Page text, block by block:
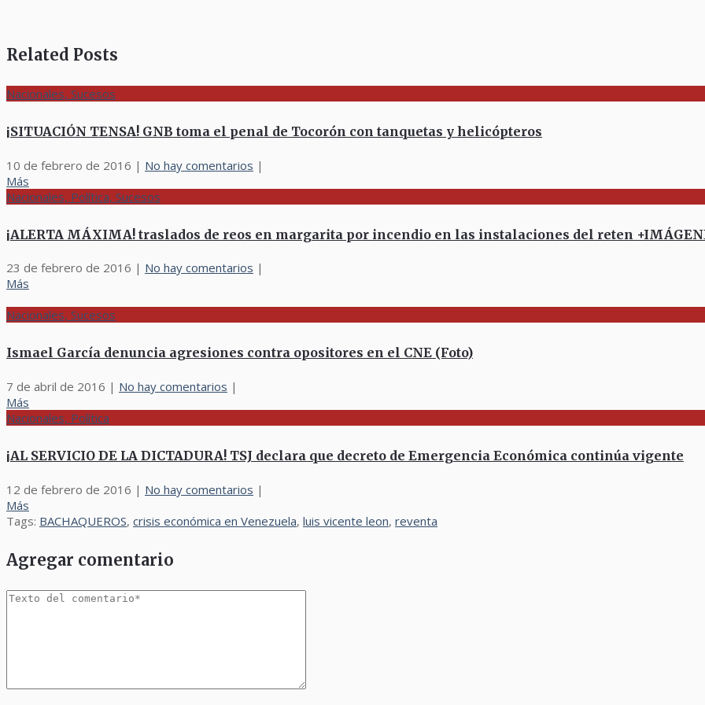
Related Posts
Nacionales, Sucesos
¡SITUACIÓN TENSA! GNB toma el penal de Tocorón con tanquetas y helicópteros
10 de febrero de 2016 | No hay comentarios |
Más
Nacionales, Política, Sucesos
¡ALERTA MÁXIMA! traslados de reos en margarita por incendio en las instalaciones del reten
23 de febrero de 2016 | No hay comentarios |
Más
Nacionales, Sucesos
Ismael García denuncia agresiones contra opositores en el CNE (Foto)
7 de abril de 2016 | No hay comentarios |
Más
Nacionales, Política
¡AL SERVICIO DE LA DICTADURA! TSJ declara que decreto de Emergencia Económica continúa vigente
12 de febrero de 2016 | No hay comentarios |
Más
Tags: BACHAQUEROS, crisis económica en Venezuela, luis vicente leon, reventa
Agregar comentario